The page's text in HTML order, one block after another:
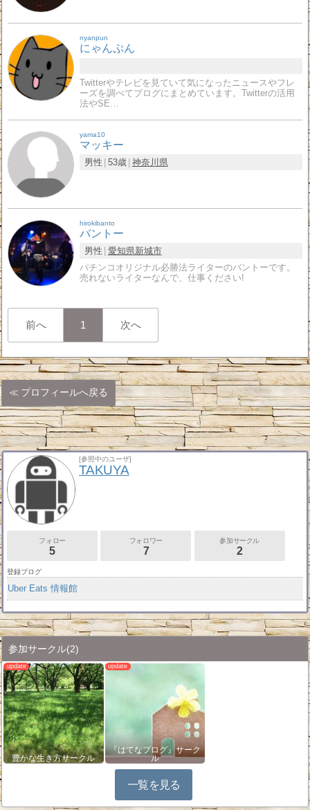
nyanpun
にゃんぷん
Twitterやテレビを見ていて気になったニュースやフレ
ーズを調べてブログにまとめています。Twitterの活用
法やSE…
yama10
マッキー
男性 53歳 神奈川県
hirokibanto
バントー
男性 愛知県新城市
パチンコオリジナル必勝法ライターのバントーです。
売れないライターなんで、仕事ください!
前へ 1 次へ
プロフィールへ戻る
[参照中のユーザ]
TAKUYA
フォロー
5
フォロワー
7
参加サークル
2
登録ブログ
Uber Eats 情報館
参加サークル(2)
豊かな生き方サークル
『はてなブログ』サーク
ル
一覧を見る